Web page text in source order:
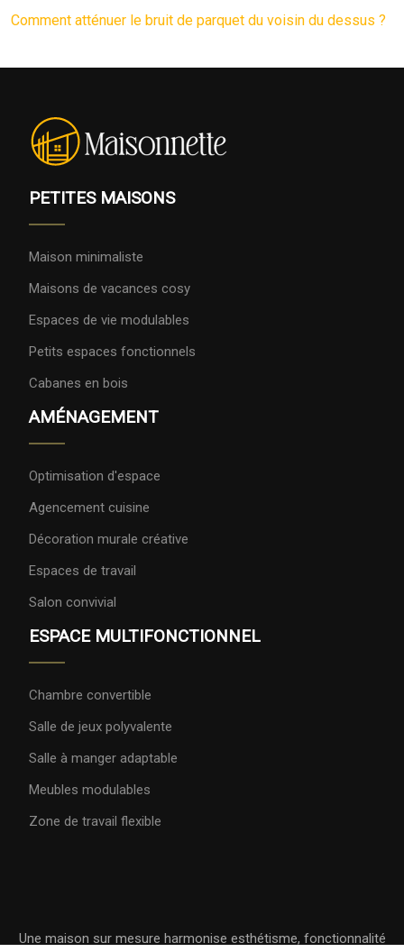
Comment atténuer le bruit de parquet du voisin du dessus ?
PETITES MAISONS
Maison minimaliste
Maisons de vacances cosy
Espaces de vie modulables
Petits espaces fonctionnels
Cabanes en bois
AMÉNAGEMENT
Optimisation d'espace
Agencement cuisine
Décoration murale créative
Espaces de travail
Salon convivial
ESPACE MULTIFONCTIONNEL
Chambre convertible
Salle de jeux polyvalente
Salle à manger adaptable
Meubles modulables
Zone de travail flexible
Une maison sur mesure harmonise esthétisme, fonctionnalité